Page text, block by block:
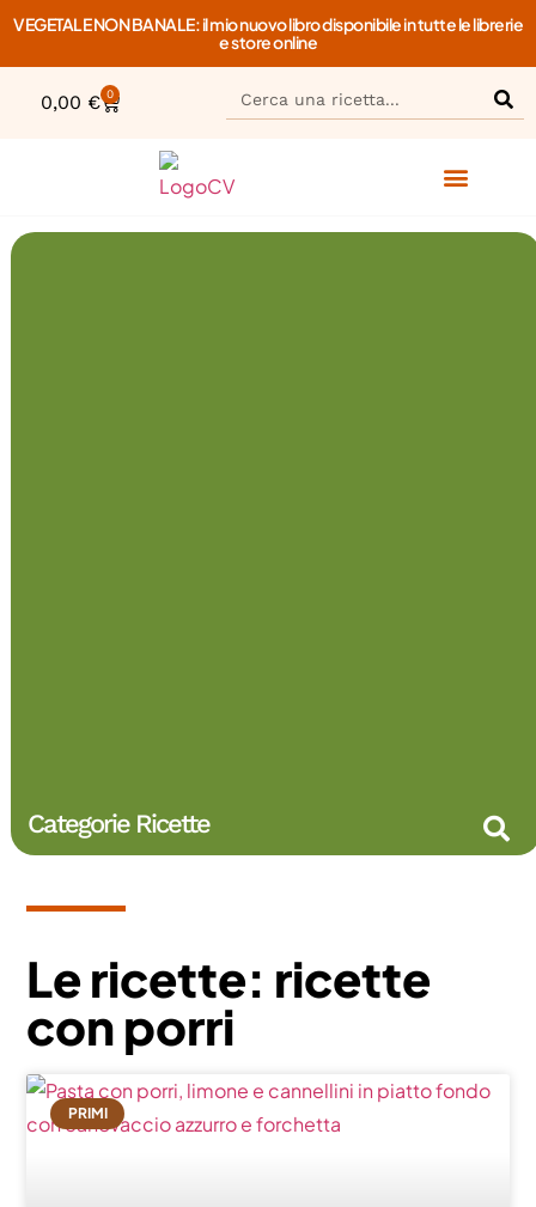
VEGETALE NON BANALE: il mio nuovo libro disponibile in tutte le librerie
e store online
0,00 € 0
Categorie Ricette
Le ricette: ricette
con porri
PRIMI